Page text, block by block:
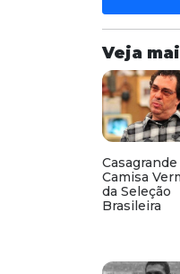
Veja
Camisa
da Seleção
Brasileira